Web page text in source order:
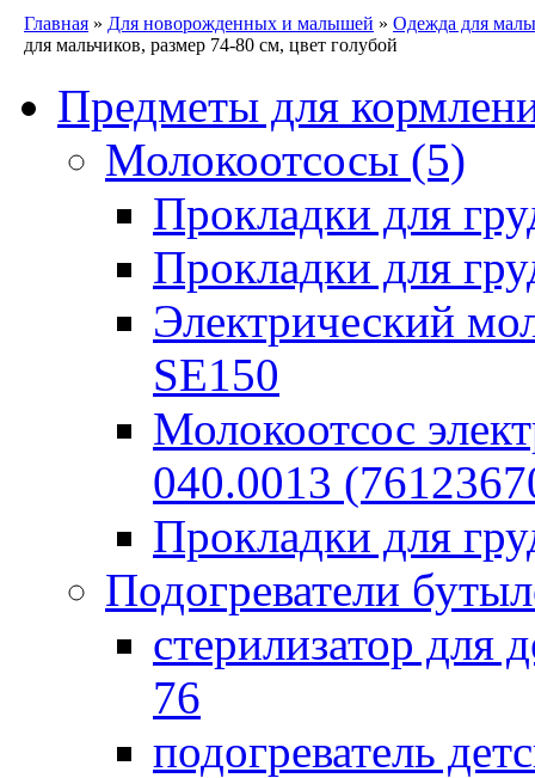
Главная » Для новорожденных и малышей » Одежда для
для мальчиков, размер 74-80 см, цвет голубой
Предметы для
Молокоотсосы (5)
Прокладки для
Прокладки для
Электрический
SE150
Молокоотсос
040.0013
Прокладки для
Подогреватели
стерилизатор для
76
подогреватель